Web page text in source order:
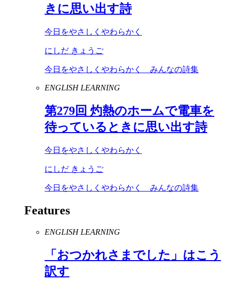
きに思い出す詩
今日をやさしくやわらかく
にしだ きょうご
今日をやさしくやわらかく みんなの詩集
ENGLISH LEARNING
第279回 灼熱のホームで電車を
待っているときに思い出す詩
今日をやさしくやわらかく
にしだ きょうご
今日をやさしくやわらかく みんなの詩集
Features
ENGLISH LEARNING
「おつかれさまでした」はこう
訳す